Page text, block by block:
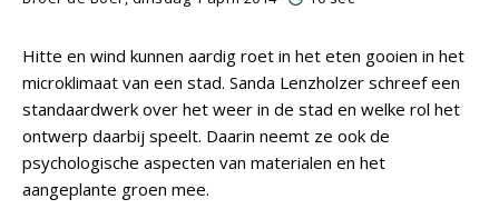
Hitte en wind kunnen aardig roet in het eten gooien in het
microklimaat van een stad. Sanda Lenzholzer schreef een
standaardwerk over het weer in de stad en welke rol het
ontwerp daarbij speelt. Daarin neemt ze ook de
psychologische aspecten van materialen en het
aangeplante groen mee.